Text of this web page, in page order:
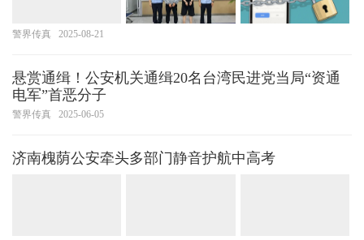
警界传真 2025-08-21
悬赏通缉！公安机关通缉20名台湾民进党当局“资通
电军”首恶分子
警界传真 2025-06-05
济南槐荫公安牵头多部门静音护航中高考